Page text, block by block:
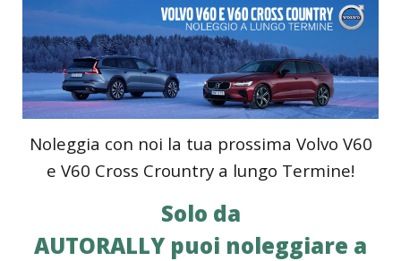
Noleggia con noi la tua prossima Volvo V60
e V60 Cross Crountry a lungo Termine!
Solo da
AUTORALLY puoi noleggiare a